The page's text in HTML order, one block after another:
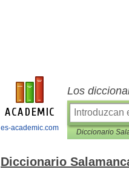
es-academic.com
Los
Diccionario